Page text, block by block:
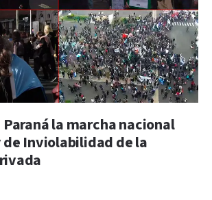
la marcha nacional
de Inviolabilidad de la